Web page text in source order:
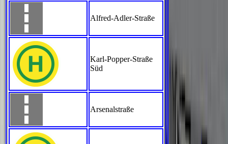
Alfred-Adler-Straße
Karl-Popper-Straße
Süd
Arsenalstraße